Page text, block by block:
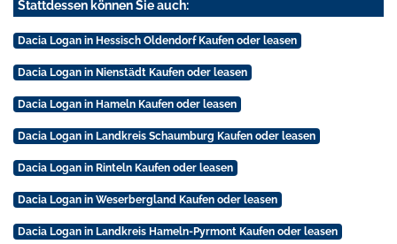
Stattdessen können Sie auch:
Dacia Logan in Hessisch Oldendorf Kaufen oder leasen
Dacia Logan in Nienstädt Kaufen oder leasen
Dacia Logan in Hameln Kaufen oder leasen
Dacia Logan in Landkreis Schaumburg Kaufen oder leasen
Dacia Logan in Rinteln Kaufen oder leasen
Dacia Logan in Weserbergland Kaufen oder leasen
Dacia Logan in Landkreis Hameln-Pyrmont Kaufen oder leasen